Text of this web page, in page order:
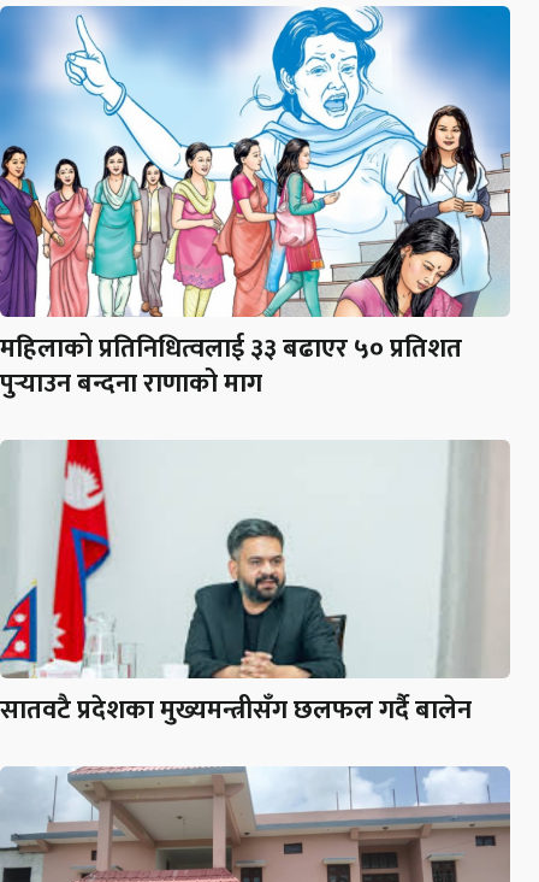
महिलाको प्रतिनिधित्वलाई ३३ बढाएर ५० प्रतिशत
पुर्‍याउन बन्दना राणाको माग
सातवटै प्रदेशका मुख्यमन्त्रीसँग छलफल गर्दै बालेन